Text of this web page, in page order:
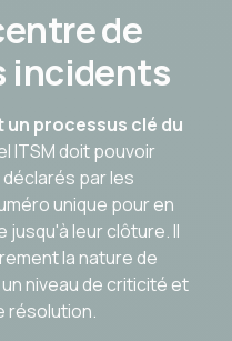
de
incidents
processus clé du
ITSM doit pouvoir
par les
unique pour en
leur clôture. Il
la nature de
niveau de criticité et
résolution.